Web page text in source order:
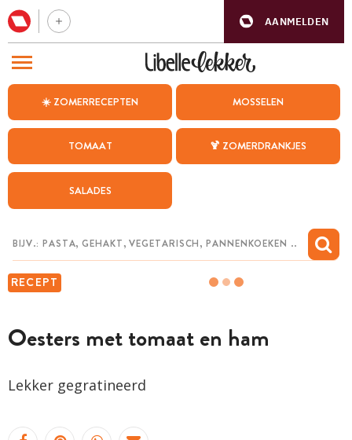
AANMELDEN
☀️ ZOMERRECEPTEN MOSSELEN
TOMAAT 🍹 ZOMERDRANKJES
SALADES
RECEPT
Oesters met tomaat en ham
Lekker gegratineerd
BEZOEK ONZE ANDERE WEBSITES
WEEKMENU
CHAT MET MAIA
MIJN BEWAARDE RECEPTEN